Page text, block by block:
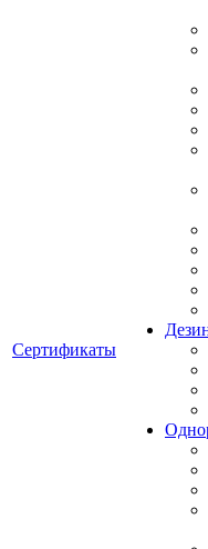
Сертификаты